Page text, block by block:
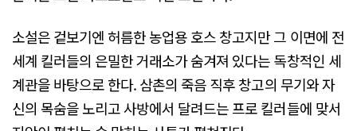
소설은 겉보기엔 허름한 농업용 호스 창고지만 그 이면에 전
세계 킬러들의 은밀한 거래소가 숨겨져 있다는 독창적인 세
계관을 바탕으로 한다. 삼촌의 죽음 직후 창고의 무기와 자
신의 목숨을 노리고 사방에서 달려드는 프로 킬러들에 맞서